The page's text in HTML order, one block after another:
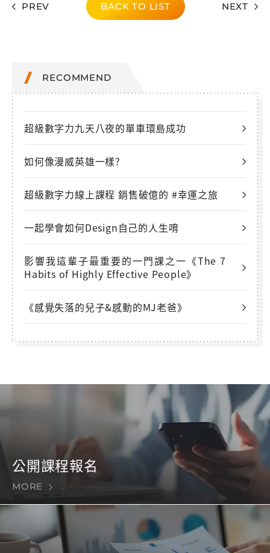
PREV BACK TO LIST NEXT
RECOMMEND
超級數字力九天八夜的單車環島成功
如何像漫威英雄一樣?
超級數字力線上課程 銷售破億的 #幸運之旅
一起學會如何Design自己的人生唷
影響我這輩子最重要的一門課之一《The 7
Habits of Highly Effective People》
《感覺失落的兒子&感動的MJ老爸》
公開課程報名
MORE